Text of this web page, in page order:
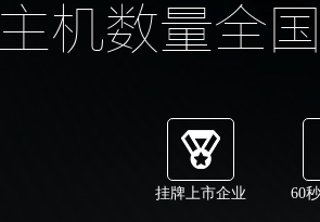
主机数量全
挂牌上市企业 60